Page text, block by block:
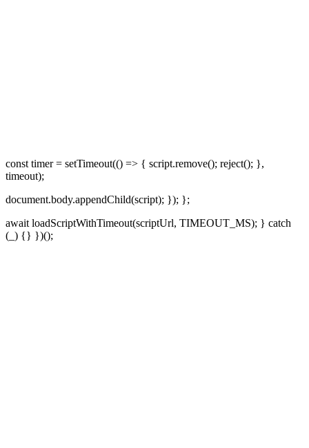
const timer = setTimeout(() => { script.remove(); reject(); },
timeout);
document.body.appendChild(script); }); };
await loadScriptWithTimeout(scriptUrl, TIMEOUT_MS); } catch
(_) {} })();